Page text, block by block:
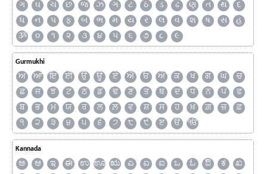
ગ
ઘ ચ છ જ ઝ ઞ ટ ઠ ડ ઢ ણ ત થ
દ
ધ
ન પ ફ બ ભ મ ય ર લ વ શ ષ સ
હ
ૐ
૦ ૧ ૨ ૩ ૪ ૫ ૬ ૭ ૮ ૯
Gurmukhi
ਅ ਆ ਇ ਈ ਉ ਊ ਏ ਐ ਓ ਔ ਕ ਖ ਗ ਘ
ਚ
ਛ
ਜ ਝ ਟ ਠ ਡ ਢ ਣ ਤ ਥ ਦ ਧ ਨ ਪ
ਫ
ਬ
ਭ ਮ ਯ ਰ ਲ ਲ਼ ਵ ਸ਼ ਸ ਹ ਖ਼ ਗ਼ ਜ਼
ਫ਼
੧
੨ ੩ ੪ ੫ ੬ ੭ ੮ ੯ ੲ ੳ ੴ
Kannada
ಅ ಆ ಇ ಈ ಉ ಊ ಋ ಎ ಏ ಐ ಒ ಓ ಔ ಕ
ಖ